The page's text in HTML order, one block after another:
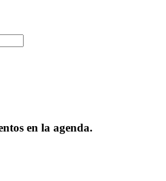
en la agenda.